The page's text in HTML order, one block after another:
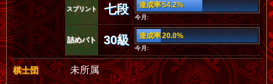
スプリント 七段 達成率 54.2%
今月:
詰めバト 30級 達成率 20.0%
今月:
棋士団 未所属